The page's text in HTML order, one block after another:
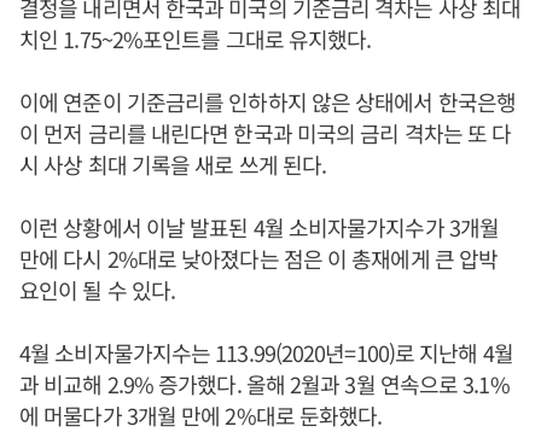
결정을 내리면서 한국과 미국의 기준금리 격차는 사상 최대
치인 1.75~2%포인트를 그대로 유지했다.
이에 연준이 기준금리를 인하하지 않은 상태에서 한국은행
이 먼저 금리를 내린다면 한국과 미국의 금리 격차는 또 다
시 사상 최대 기록을 새로 쓰게 된다.
이런 상황에서 이날 발표된 4월 소비자물가지수가 3개월
만에 다시 2%대로 낮아졌다는 점은 이 총재에게 큰 압박
요인이 될 수 있다.
4월 소비자물가지수는 113.99(2020년=100)로 지난해 4월
과 비교해 2.9% 증가했다. 올해 2월과 3월 연속으로 3.1%
에 머물다가 3개월 만에 2%대로 둔화했다.